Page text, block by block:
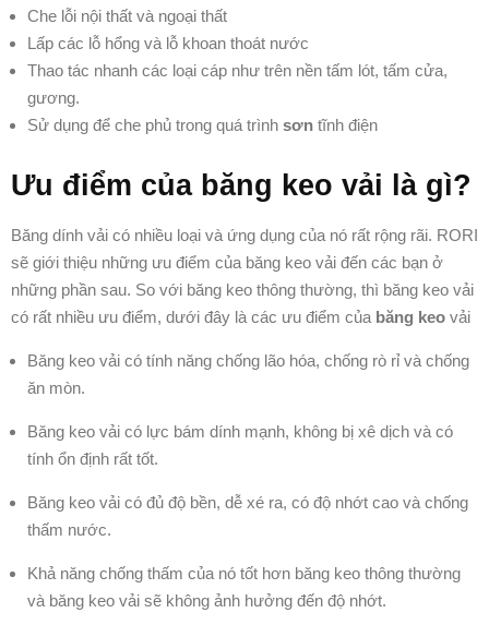
Che lỗi nội thất và ngoại thất
Lấp các lỗ hổng và lỗ khoan thoát nước
Thao tác nhanh các loại cáp như trên nền tấm lót, tấm cửa,
gương.
Sử dụng để che phủ trong quá trình sơn tĩnh điện
Ưu điểm của băng keo vải là gì?
Băng dính vải có nhiều loại và ứng dụng của nó rất rộng rãi. RORI
sẽ giới thiệu những ưu điểm của băng keo vải đến các bạn ở
những phần sau. So với băng keo thông thường, thì băng keo vải
có rất nhiều ưu điểm, dưới đây là các ưu điểm của băng keo vải
Băng keo vải có tính năng chống lão hóa, chống rò rỉ và chống
ăn mòn.
Băng keo vải có lực bám dính mạnh, không bị xê dịch và có
tính ổn định rất tốt.
Băng keo vải có đủ độ bền, dễ xé ra, có độ nhớt cao và chống
thấm nước.
Khả năng chống thấm của nó tốt hơn băng keo thông thường
và băng keo vải sẽ không ảnh hưởng đến độ nhớt.